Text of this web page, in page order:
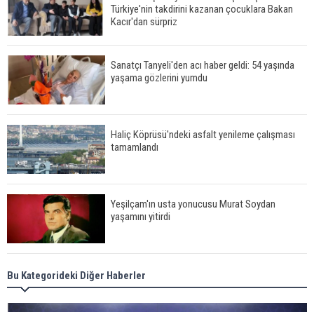
Türkiye'nin takdirini kazanan çocuklara Bakan
Kacır'dan sürpriz
Sanatçı Tanyeli'den acı haber geldi: 54 yaşında
yaşama gözlerini yumdu
Haliç Köprüsü'ndeki asfalt yenileme çalışması
tamamlandı
Yeşilçam'ın usta yonucusu Murat Soydan
yaşamını yitirdi
Meral Akşener ile Müsavat Dervişoğlu cenazede
görüntülendi
Bu Kategorideki Diğer Haberler